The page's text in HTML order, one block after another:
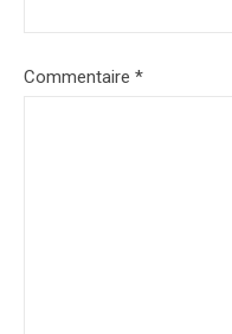
Commentaire *